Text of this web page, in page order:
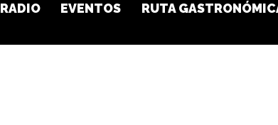
RADIO EVENTOS RUTA